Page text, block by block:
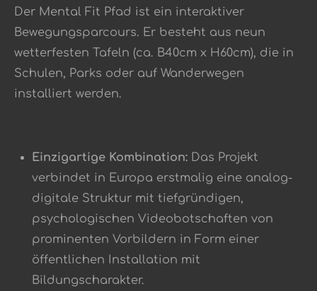
Der Mental Fit Pfad ist ein interaktiver
Bewegungsparcours. Er besteht aus neun
wetterfesten Tafeln (ca. B40cm x H60cm), die in
Schulen, Parks oder auf Wanderwegen
installiert werden.
Einzigartige Kombination:Das Projekt
verbindet in Europa erstmalig eine analog-
digitale Struktur mit tiefgründigen,
psychologischen Videobotschaften von
prominenten Vorbildern in Form einer
öffentlichen Installation mit
Bildungscharakter.